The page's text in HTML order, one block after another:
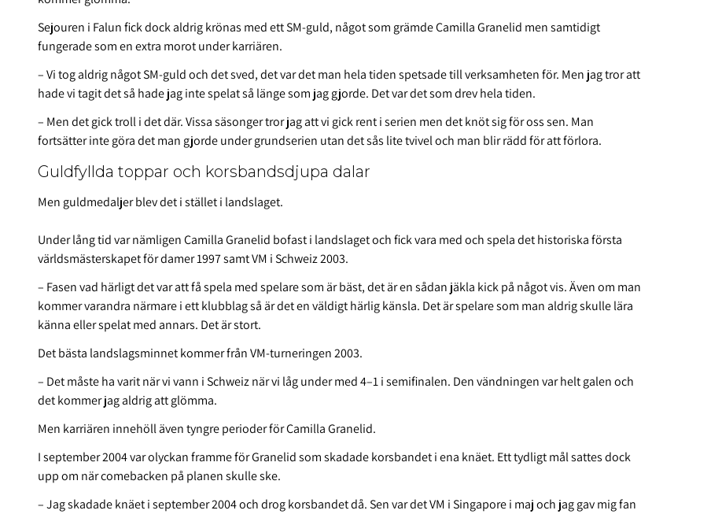
Sejouren i Falun fick dock aldrig krönas med ett SM-guld, något som grämde Camilla Granelid men samtidigt
fungerade som en extra morot under karriären.
– Vi tog aldrig något SM-guld och det sved, det var det man hela tiden spetsade till verksamheten för. Men jag tror att
hade vi tagit det så hade jag inte spelat så länge som jag gjorde. Det var det som drev hela tiden.
– Men det gick troll i det där. Vissa säsonger tror jag att vi gick rent i serien men det knöt sig för oss sen. Man
fortsätter inte göra det man gjorde under grundserien utan det sås lite tvivel och man blir rädd för att förlora.
Guldfyllda toppar och korsbandsdjupa dalar
Men guldmedaljer blev det i stället i landslaget.
Under lång tid var nämligen Camilla Granelid bofast i landslaget och fick vara med och spela det historiska första
världsmästerskapet för damer 1997 samt VM i Schweiz 2003.
– Fasen vad härligt det var att få spela med spelare som är bäst, det är en sådan jäkla kick på något vis. Även om man
kommer varandra närmare i ett klubblag så är det en väldigt härlig känsla. Det är spelare som man aldrig skulle lära
känna eller spelat med annars. Det är stort.
Det bästa landslagsminnet kommer från VM-turneringen 2003.
– Det måste ha varit när vi vann i Schweiz när vi låg under med 4–1 i semifinalen. Den vändningen var helt galen och
det kommer jag aldrig att glömma.
Men karriären innehöll även tyngre perioder för Camilla Granelid.
I september 2004 var olyckan framme för Granelid som skadade korsbandet i ena knäet. Ett tydligt mål sattes dock
upp om när comebacken på planen skulle ske.
– Jag skadade knäet i september 2004 och drog korsbandet då. Sen var det VM i Singapore i maj och jag gav mig fan